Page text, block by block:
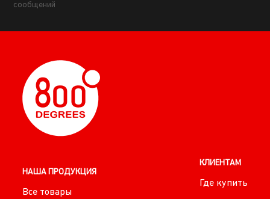
сообщений
НАША ПРОДУКЦИЯ
Все товары
КЛИЕНТАМ
Где купить